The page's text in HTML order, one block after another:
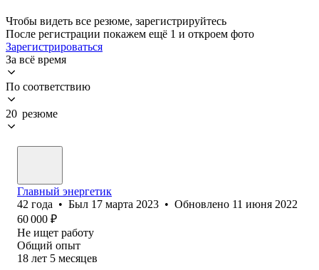
Чтобы видеть все резюме, зарегистрируйтесь
После регистрации покажем ещё 1 и откроем фото
Зарегистрироваться
За всё время
По соответствию
20 резюме
Главный энергетик
42 года • Был 17 марта 2023 • Обновлено 11 июня 2022
60 000 ₽
Не ищет работу
Общий опыт
18 лет 5 месяцев